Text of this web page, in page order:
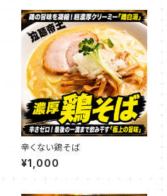
辛くない鶏そば
¥1,000